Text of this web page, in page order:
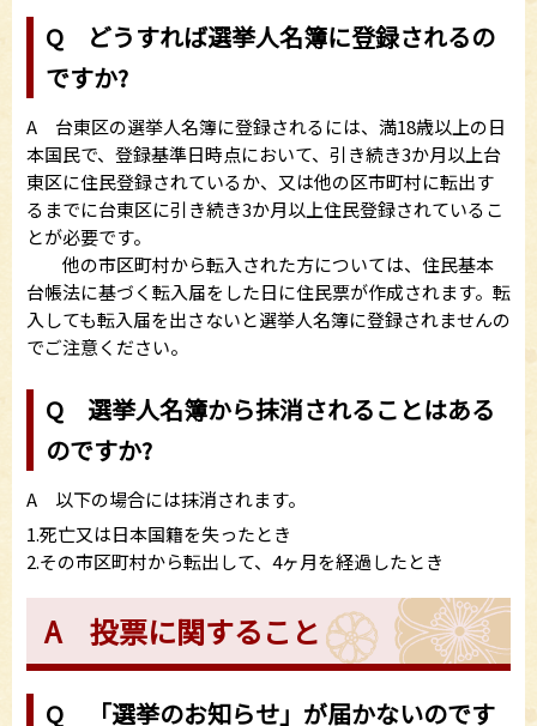
Q どうすれば選挙人名簿に登録されるの
ですか?
A 台東区の選挙人名簿に登録されるには、満18歳以上の日
本国民で、登録基準日時点において、引き続き3か月以上台
東区に住民登録されているか、又は他の区市町村に転出す
るまでに台東区に引き続き3か月以上住民登録されているこ
とが必要です。
他の市区町村から転入された方については、住民基本
台帳法に基づく転入届をした日に住民票が作成されます。転
入しても転入届を出さないと選挙人名簿に登録されませんの
でご注意ください。
Q 選挙人名簿から抹消されることはある
のですか?
A 以下の場合には抹消されます。
1.死亡又は日本国籍を失ったとき
2.その市区町村から転出して、4ヶ月を経過したとき
A 投票に関すること
Q 「選挙のお知らせ」が届かないのです